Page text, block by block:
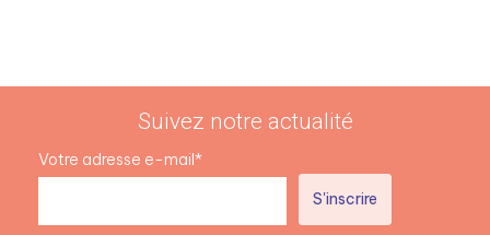
Suivez notre actualité
Votre adresse e-mail*